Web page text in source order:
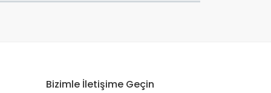
Bizimle İletişime Geçin